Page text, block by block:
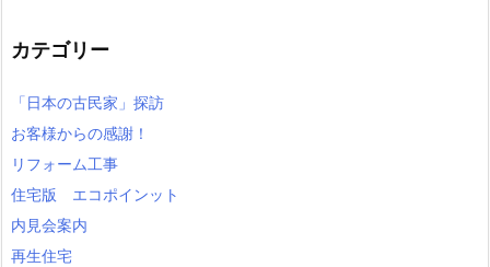
カテゴリー
「日本の古民家」探訪
お客様からの感謝！
リフォーム工事
住宅版 エコポインット
内見会案内
再生住宅